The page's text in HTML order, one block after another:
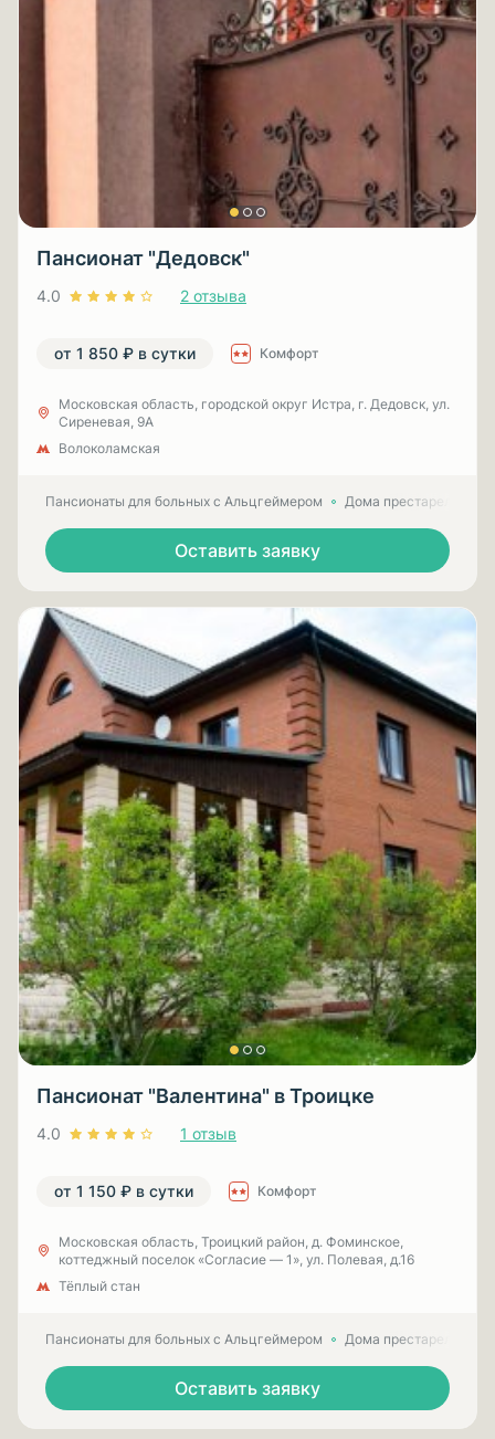
Пансионат "Дедовск"
4.0 2 отзыва
от 1 850 ₽ в сутки Комфорт
Московская область, городской округ Истра, г. Дедовск, ул.
Сиреневая, 9А
Волоколамская
Пансионаты для больных с Альцгеймером Дома престарелых
Оставить заявку
Пансионат "Валентина" в Троицке
4.0 1 отзыв
от 1 150 ₽ в сутки Комфорт
Московская область, Троицкий район, д. Фоминское,
коттеджный поселок «Согласие — 1», ул. Полевая, д.16
Тёплый стан
Пансионаты для больных с Альцгеймером Дома престарелых
Оставить заявку